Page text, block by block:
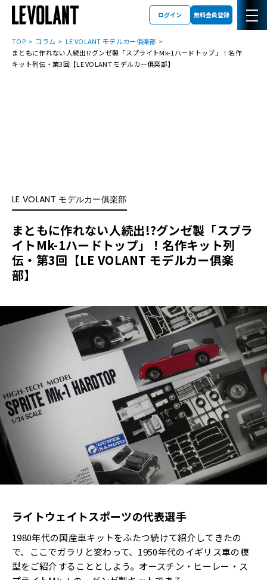
ログイン 無料会員登録
TOP コラム
LE VOLANT モデルカー俱楽部
まともに作れない人続出!?グンゼ製「スプライトMk-1ハードトップ」！名作
キット列伝・第3回【LE VOLANT モデルカー俱楽部】
LE VOLANT モデルカー俱楽部
まともに作れない人続出!?グンゼ製「スプラ
イトMk-1ハードトップ」！名作キット列
伝・第3回【LE VOLANT モデルカー俱楽
部】
ライトウェイトスポーツの代表選手
1980年代の国産車キットをふたつ続けて紹介してきたの
で、ここでガラリと変わって、1950年代のイギリス車の模
型をご紹介することとしよう。オースチン・ヒーレー・ス